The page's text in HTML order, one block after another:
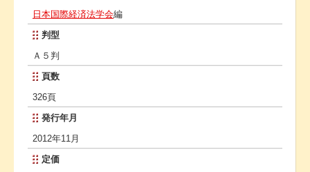
日本国際経済法学会編
判型
Ａ５判
頁数
326頁
発行年月
2012年11月
定価